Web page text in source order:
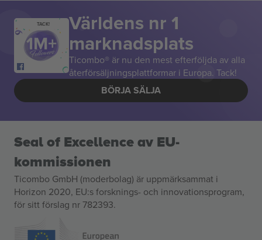
TACK! Världens nr 1
marknadsplats
Ticombo® är nu den mest efterföljda av alla
återförsäljningsplattformar i Europa. Tack!
BÖRJA SÄLJA
Seal of Excellence av EU-
kommissionen
Ticombo GmbH (moderbolag) är uppmärksammat i
Horizon 2020, EU:s forsknings- och innovationsprogram,
för sitt förslag nr 782393.